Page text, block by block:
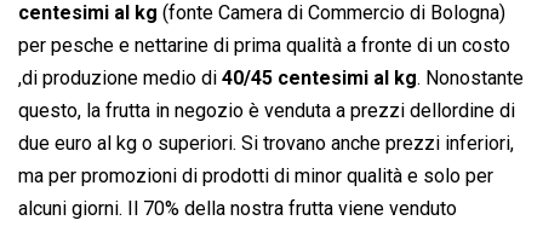
centesimi al kg (fonte Camera di Commercio di Bologna)
per pesche e nettarine di prima qualità a fronte di un costo
,di produzione medio di 40/45 centesimi al kg. Nonostante
questo, la frutta in negozio è venduta a prezzi dellordine di
due euro al kg o superiori. Si trovano anche prezzi inferiori,
ma per promozioni di prodotti di minor qualità e solo per
alcuni giorni. Il 70% della nostra frutta viene venduto